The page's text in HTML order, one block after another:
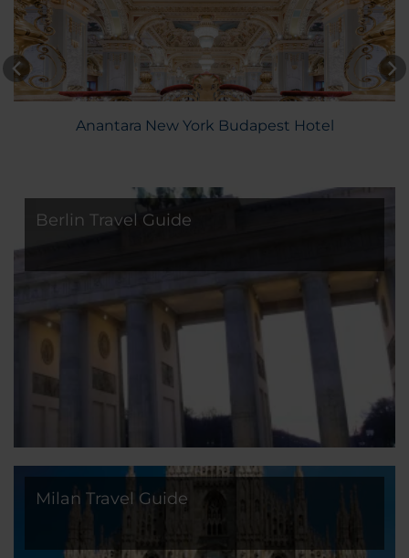
Anantara New York Budapest Hotel
Berlin Travel Guide
Milan Travel Guide